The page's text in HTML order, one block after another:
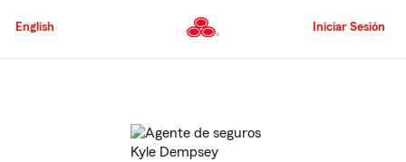
al
principal
English Iniciar Sesión